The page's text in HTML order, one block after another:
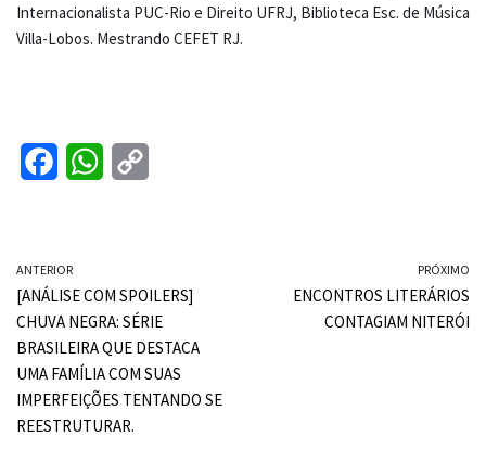
Internacionalista PUC-Rio e Direito UFRJ, Biblioteca Esc. de Música
Villa-Lobos. Mestrando CEFET RJ.
e
o
o
k
A
p
p
i
n
ANTERIOR
[ANÁLISE COM SPOILERS]
CHUVA NEGRA: SÉRIE
BRASILEIRA QUE DESTACA
UMA FAMÍLIA COM SUAS
IMPERFEIÇÕES TENTANDO SE
REESTRUTURAR.
PRÓXIMO
ENCONTROS LITERÁRIOS
CONTAGIAM NITERÓI